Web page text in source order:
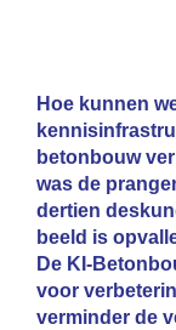
Hoe kunnen
betonbouw
was de
dertien
beeld is
De KI-
voor
verminder de